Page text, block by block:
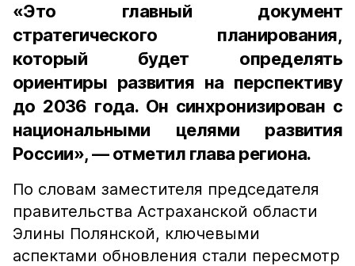
«Это главный документ
стратегического планирования,
который будет определять
ориентиры развития на перспективу
до 2036 года. Он синхронизирован с
национальными целями развития
России», — отметил глава региона.
По словам заместителя председателя
правительства Астраханской области
Элины Полянской, ключевыми
аспектами обновления стали пересмотр